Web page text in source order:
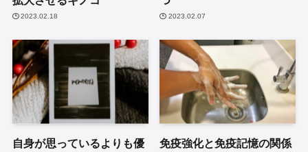
2023.02.18 2023.02.07
自身が思っているよりも優 免疫強化と免疫記憶の関係